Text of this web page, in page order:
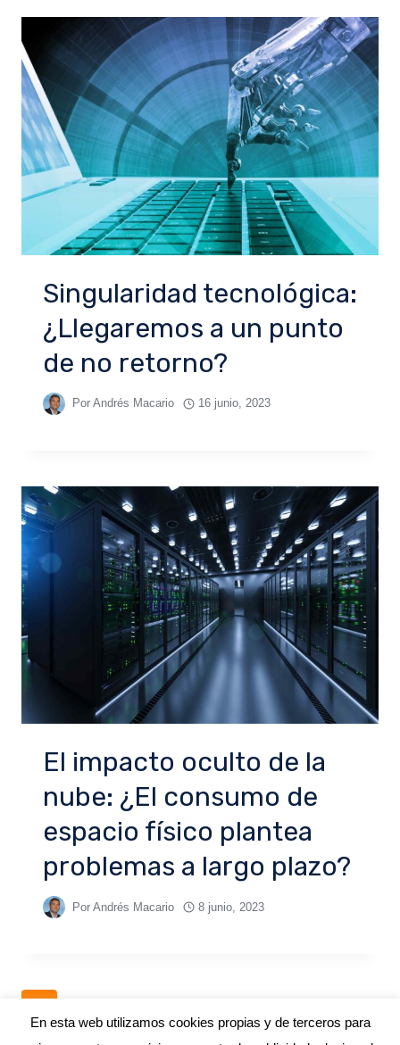
Singularidad tecnológica:
¿Llegaremos a un punto
de no retorno?
Por Andrés Macario 16 junio, 2023
El impacto oculto de la
nube: ¿El consumo de
espacio físico plantea
problemas a largo plazo?
Por Andrés Macario 8 junio, 2023
En esta web utilizamos cookies propias y de terceros para